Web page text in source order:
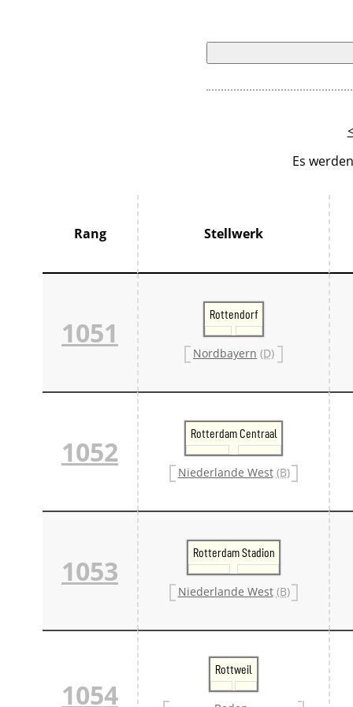
Es
Rang Stellwerk
1051
Rottendorf
Nordbayern (D)
1052
Rotterdam Centraal
Niederlande West (B)
1053
Rotterdam Stadion
Niederlande West (B)
1054
Rottweil